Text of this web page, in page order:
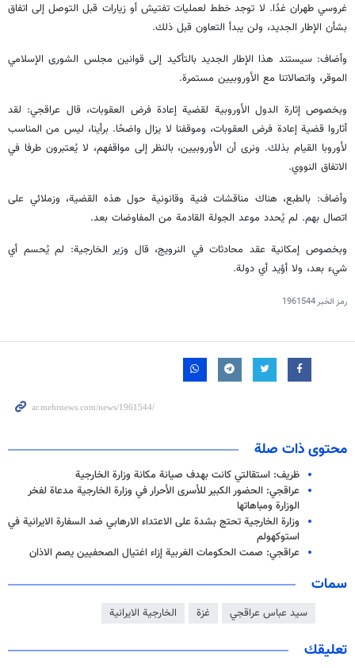
غروسي طهران غدًا. لا توجد خطط لعمليات تفتيش أو زيارات قبل التوصل إلى اتفاق
بشأن الإطار الجديد، ولن يبدأ التعاون قبل ذلك.
وأضاف: سيستند هذا الإطار الجديد بالتأكيد إلى قوانين مجلس الشورى الإسلامي
الموقر، واتصالاتنا مع الأوروبيين مستمرة.
وبخصوص إثارة الدول الأوروبية لقضية إعادة فرض العقوبات، قال عراقجي: لقد
أثاروا قضية إعادة فرض العقوبات، وموقفنا لا يزال واضحًا. برأينا، ليس من المناسب
لأوروبا القيام بذلك. ونرى أن الأوروبيين، بالنظر إلى مواقفهم، لا يُعتبرون طرفا في
الاتفاق النووي.
وأضاف: بالطبع، هناك مناقشات فنية وقانونية حول هذه القضية، وزملائي على
اتصال بهم. لم يُحدد موعد الجولة القادمة من المفاوضات بعد.
وبخصوص إمكانية عقد محادثات في النرويج، قال وزير الخارجية: لم يُحسم أي
شيء بعد، ولا أؤيد أي دولة.
رمز الخبر1961544
محتوى ذات صلة
ظريف: استقالتي كانت بهدف صيانة مكانة وزارة الخارجية
عراقجي: الحضور الكبير للأسرى الأحرار في وزارة الخارجية مدعاة لفخر
الوزارة ومباهاتها
وزارة الخارجية تحتج بشدة على الاعتداء الارهابي ضد السفارة الايرانية في
استوكهولم
عراقجي: صمت الحكومات الغربية إزاء اغتيال الصحفيين یصم الاذان
سمات
سيد عباس عراقجي غزة الخارجية الايرانية
تعليقك